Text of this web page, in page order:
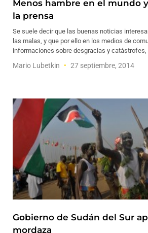
Menos hambre en el mundo
la prensa
Se suele decir que las buenas noticias
las malas, y que por ello en los medios de
informaciones sobre desgracias y
Mario Lubetkin 27 septiembre, 2014
Gobierno de Sudán del Sur
mordaza